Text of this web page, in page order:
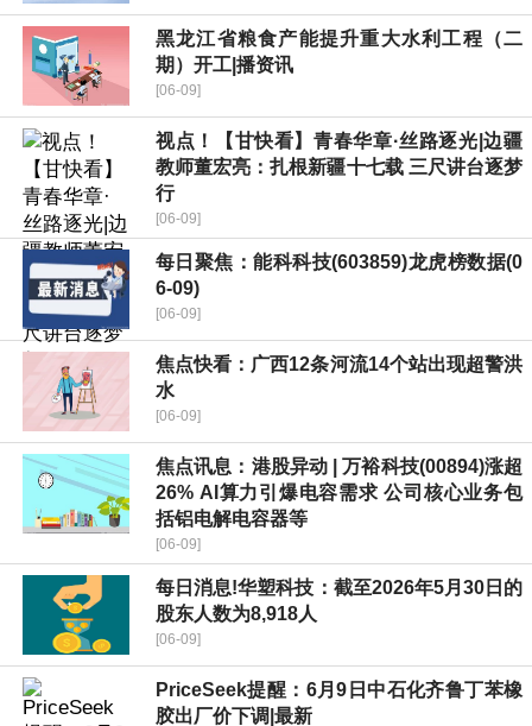
黑龙江省粮食产能提升重大水利工程（二
期）开工|播资讯
[06-09]
视点！【甘快看】青春华章·丝路逐光|边疆
教师董宏亮：扎根新疆十七载 三尺讲台逐梦
行
[06-09]
每日聚焦：能科科技(603859)龙虎榜数据(0
6-09)
[06-09]
焦点快看：广西12条河流14个站出现超警洪
水
[06-09]
焦点讯息：港股异动 | 万裕科技(00894)涨超
26% AI算力引爆电容需求 公司核心业务包
括铝电解电容器等
[06-09]
每日消息!华塑科技：截至2026年5月30日的
股东人数为8,918人
[06-09]
PriceSeek提醒：6月9日中石化齐鲁丁苯橡
胶出厂价下调|最新